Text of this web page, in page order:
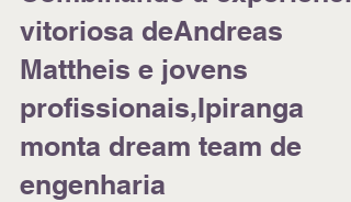
Combinando a experiência
vitoriosa deAndreas
Mattheis e jovens
profissionais,Ipiranga
monta dream team de